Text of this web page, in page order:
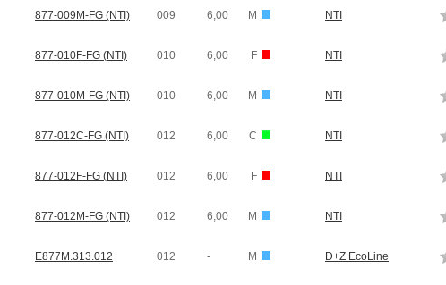
877-009M-FG (NTI) 009 6,00 M NTI
877-010F-FG (NTI) 010 6,00 F NTI
877-010M-FG (NTI) 010 6,00 M NTI
877-012C-FG (NTI) 012 6,00 C NTI
877-012F-FG (NTI) 012 6,00 F NTI
877-012M-FG (NTI) 012 6,00 M NTI
E877M.313.012 012 - M D+Z EcoLine